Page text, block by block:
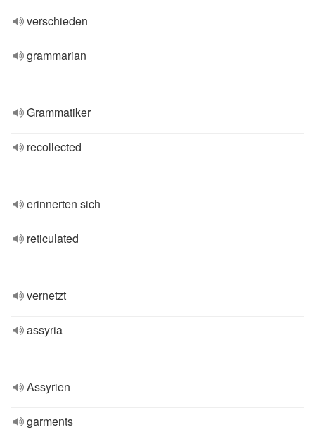
verschieden
grammarian
Grammatiker
recollected
erinnerten sich
reticulated
vernetzt
assyria
Assyrien
garments